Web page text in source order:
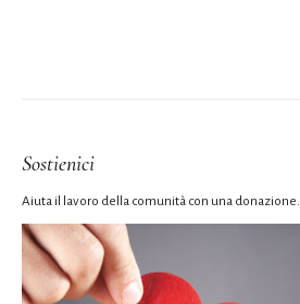
Sostienici
Aiuta il lavoro della comunità con una donazione.